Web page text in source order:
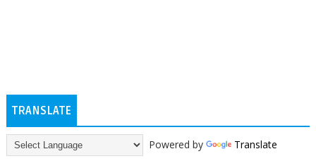
TRANSLATE
Powered by Translate